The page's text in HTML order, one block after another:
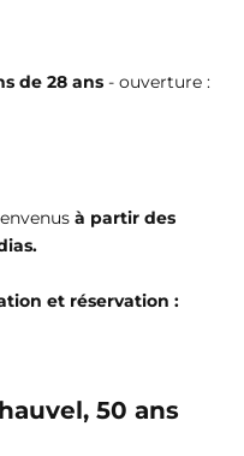
de 28 ans - ouverture :
à partir des
et réservation :
50 ans